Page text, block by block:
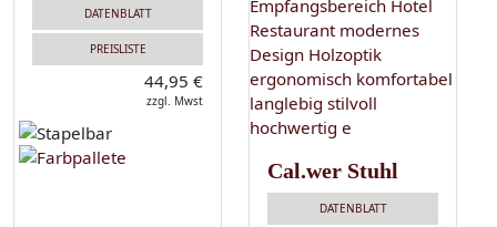
DATENBLATT
PREISLISTE
44,95 €
zzgl. Mwst
Cal.wer Stuhl
DATENBLATT